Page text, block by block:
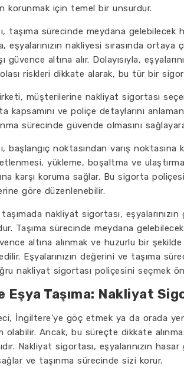
korunmak için temel bir unsurdur.
taşıma sürecinde meydana gelebilecek
eşyalarınızın nakliyesi sırasında ortaya
güvence altına alır. Dolayısıyla,
riskleri dikkate alarak, bu tür bir
müşterilerine nakliyat sigortası
kapsamını ve poliçe detaylarını
sürecinde güvende olmasını
başlangıç noktasından varış noktasına
yükleme, boşaltma ve
karşı koruma sağlar. Bu sigorta
göre düzenlenebilir.
nakliyat sigortası,
Taşıma sürecinde meydana
altına alınmak ve huzurlu bir
Eşyalarınızın değerini ve taşıma
nakliyat sigortası poliçesini seçmek
Eşya Taşıma: Nakliyat
İngiltere'ye göç etmek ya da orada
olabilir. Ancak, bu süreçte dikkate
Nakliyat sigortası, eşyalarınızın
ve taşınma sürecinde sizi korur.